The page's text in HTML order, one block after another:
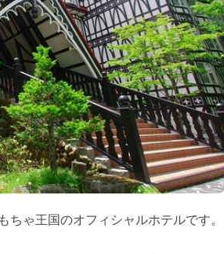
ちゃ王国のオフィシャルホテルです。